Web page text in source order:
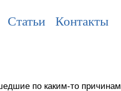
Статьи Контакты
по каким-то причинам